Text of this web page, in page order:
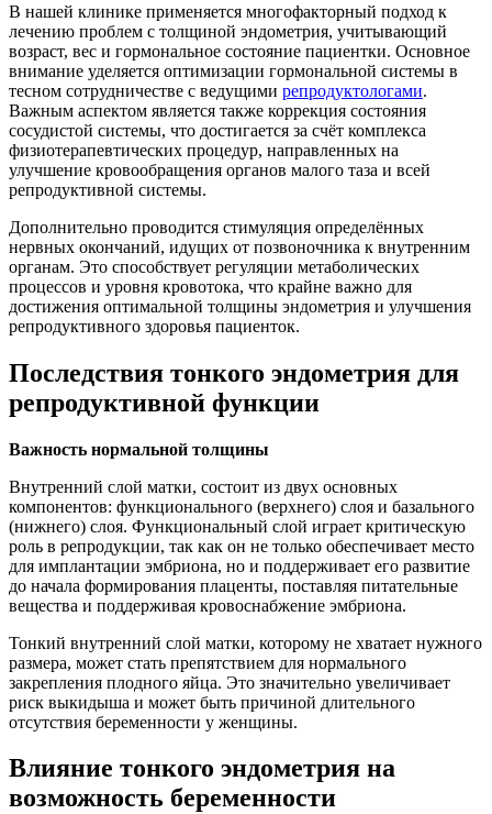
В нашей клинике применяется многофакторный подход к
лечению проблем с толщиной эндометрия, учитывающий
возраст, вес и гормональное состояние пациентки. Основное
внимание уделяется оптимизации гормональной системы в
тесном сотрудничестве с ведущими репродуктологами.
Важным аспектом является также коррекция состояния
сосудистой системы, что достигается за счёт комплекса
физиотерапевтических процедур, направленных на
улучшение кровообращения органов малого таза и всей
репродуктивной системы.
Дополнительно проводится стимуляция определённых
нервных окончаний, идущих от позвоночника к внутренним
органам. Это способствует регуляции метаболических
процессов и уровня кровотока, что крайне важно для
достижения оптимальной толщины эндометрия и улучшения
репродуктивного здоровья пациенток.
Последствия тонкого эндометрия для
репродуктивной функции
Важность нормальной толщины
Внутренний слой матки, состоит из двух основных
компонентов: функционального (верхнего) слоя и базального
(нижнего) слоя. Функциональный слой играет критическую
роль в репродукции, так как он не только обеспечивает место
для имплантации эмбриона, но и поддерживает его развитие
до начала формирования плаценты, поставляя питательные
вещества и поддерживая кровоснабжение эмбриона.
Тонкий внутренний слой матки, которому не хватает нужного
размера, может стать препятствием для нормального
закрепления плодного яйца. Это значительно увеличивает
риск выкидыша и может быть причиной длительного
отсутствия беременности у женщины.
Влияние тонкого эндометрия на
возможность беременности